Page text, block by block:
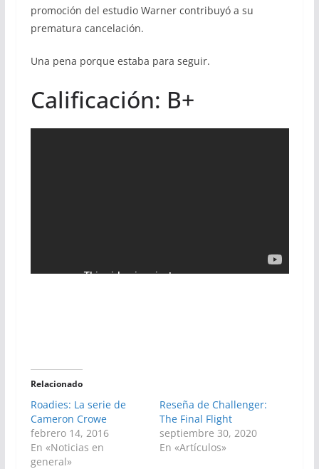
promoción del estudio Warner contribuyó a su
prematura cancelación.
Una pena porque estaba para seguir.
Calificación: B+
Relacionado
Roadies: La serie de
Cameron Crowe
febrero 14, 2016
En «Noticias en
general»
Reseña de Challenger:
The Final Flight
septiembre 30, 2020
En «Artículos»